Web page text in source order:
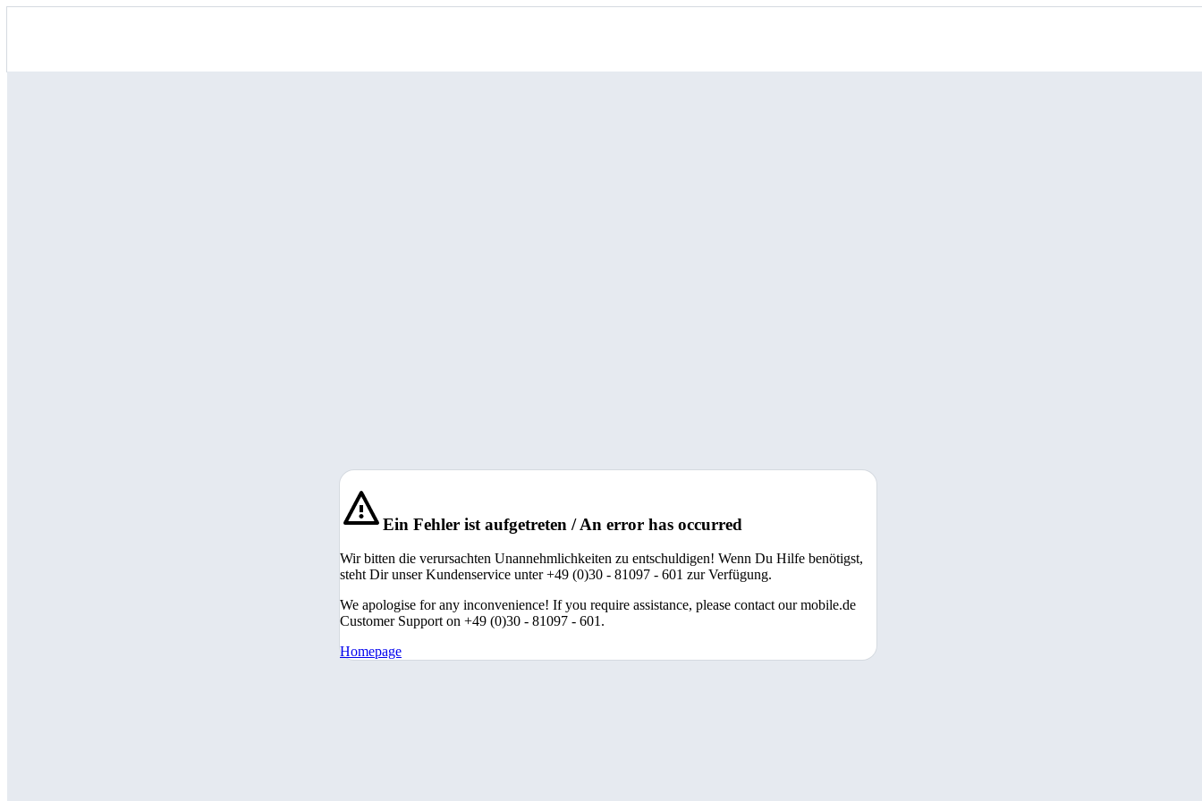
Ein Fehler ist aufgetreten / An error has occurred
Wir bitten die verursachten Unannehmlichkeiten zu entschuldigen! Wenn Du Hilfe benötigst,
steht Dir unser Kundenservice unter +49 (0)30 - 81097 - 601 zur Verfügung.
We apologise for any inconvenience! If you require assistance, please contact our mobile.de
Customer Support on +49 (0)30 - 81097 - 601.
Homepage